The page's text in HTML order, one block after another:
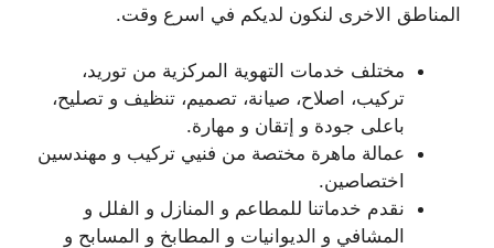
المناطق الاخرى لنكون لديكم في اسرع وقت.
مختلف خدمات التهوية المركزية من توريد،
تركيب، اصلاح، صيانة، تصميم، تنظيف و تصليح،
باعلى جودة و إتقان و مهارة.
عمالة ماهرة مختصة من فنيي تركيب و مهندسين
اختصاصين.
نقدم خدماتنا للمطاعم و المنازل و الفلل و
المشافي و الديوانيات و المطابخ و المسابح و